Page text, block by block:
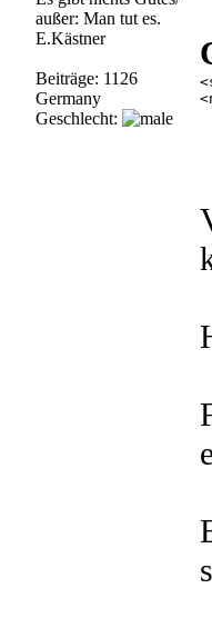
außer: Man tut es.
E.Kästner
Beiträge: 1126
Germany
Geschlecht: